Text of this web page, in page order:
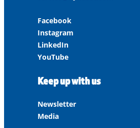
Facebook
Instagram
LinkedIn
YouTube
Keep up with us
Newsletter
Media